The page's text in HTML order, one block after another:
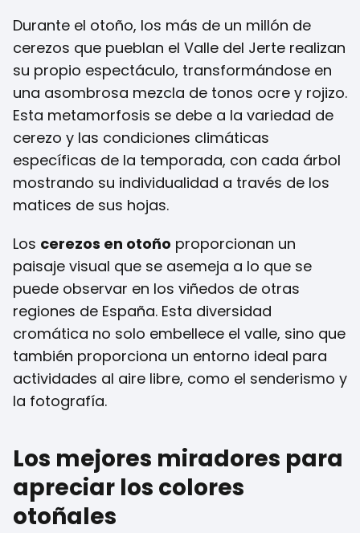
Durante el otoño, los más de un millón de
cerezos que pueblan el Valle del Jerte realizan
su propio espectáculo, transformándose en
una asombrosa mezcla de tonos ocre y rojizo.
Esta metamorfosis se debe a la variedad de
cerezo y las condiciones climáticas
específicas de la temporada, con cada árbol
mostrando su individualidad a través de los
matices de sus hojas.
Los cerezos en otoño proporcionan un
paisaje visual que se asemeja a lo que se
puede observar en los viñedos de otras
regiones de España. Esta diversidad
cromática no solo embellece el valle, sino que
también proporciona un entorno ideal para
actividades al aire libre, como el senderismo y
la fotografía.
Los mejores miradores para
apreciar los colores
otoñales